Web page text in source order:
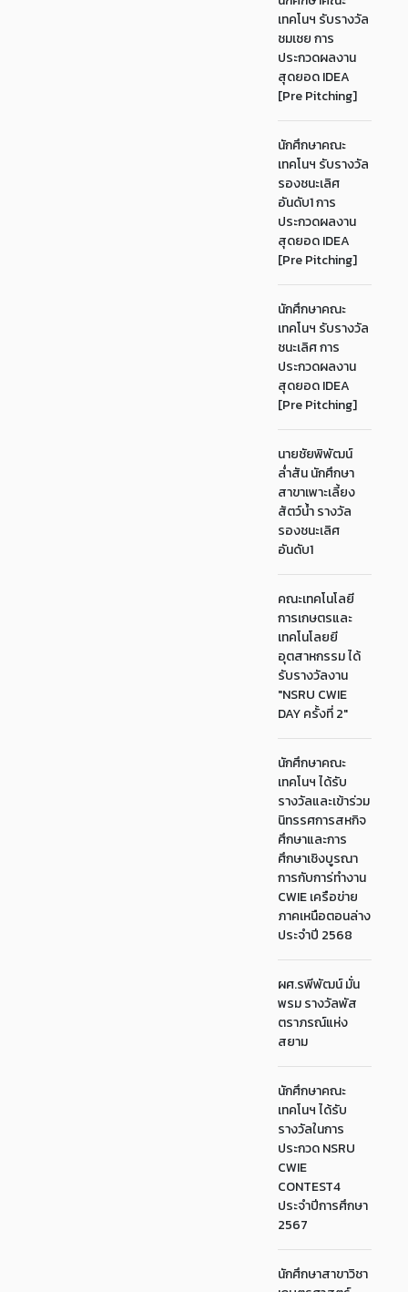
เทคโนฯ รับรางวัล
ชมเชย การ
ประกวดผลงาน
สุดยอด IDEA
[Pre Pitching]
นักศึกษาคณะ
เทคโนฯ รับรางวัล
รองชนะเลิศ
อันดับ1 การ
ประกวดผลงาน
สุดยอด IDEA
[Pre Pitching]
นักศึกษาคณะ
เทคโนฯ รับรางวัล
ชนะเลิศ การ
ประกวดผลงาน
สุดยอด IDEA
[Pre Pitching]
นายชัยพิพัฒน์
ล่ำสัน นักศึกษา
สาขาเพาะเลี้ยง
สัตว์น้ำ รางวัล
รองชนะเลิศ
อันดับ1
คณะเทคโนโลยี
การเกษตรและ
เทคโนโลยยี
อุตสาหกรรม ได้
รับรางวัลงาน
"NSRU CWIE
DAY ครั้งที่ 2"
นักศึกษาคณะ
เทคโนฯ ได้รับ
รางวัลและเข้าร่วม
นิทรรศการสหกิจ
ศึกษาและการ
ศึกษาเชิงบูรณา
การกับการ่ทำงาน
CWIE เครือข่าย
ภาคเหนือตอนล่าง
ประจำปี 2568
ผศ.รพีพัฒน์ มั่น
พรม รางวัลพัส
ตราภรณ์แห่ง
สยาม
นักศึกษาคณะ
เทคโนฯ ได้รับ
รางวัลในการ
ประกวด NSRU
CWIE
CONTEST4
ประจำปีการศึกษา
2567
นักศึกษาสาขาวิชา